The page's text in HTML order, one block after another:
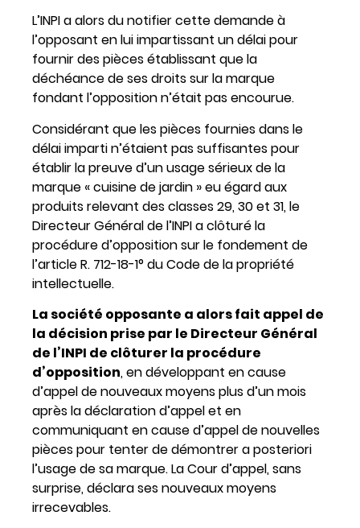
L’INPI a alors du notifier cette demande à
l’opposant en lui impartissant un délai pour
fournir des pièces établissant que la
déchéance de ses droits sur la marque
fondant l’opposition n’était pas encourue.
Considérant que les pièces fournies dans le
délai imparti n’étaient pas suffisantes pour
établir la preuve d’un usage sérieux de la
marque « cuisine de jardin » eu égard aux
produits relevant des classes 29, 30 et 31, le
Directeur Général de l’INPI a clôturé la
procédure d’opposition sur le fondement de
l’article R. 712-18-1° du Code de la propriété
intellectuelle.
La société opposante a alors fait appel de
la décision prise par le Directeur Général
de l’INPI de clôturer la procédure
d’opposition, en développant en cause
d’appel de nouveaux moyens plus d’un mois
après la déclaration d’appel et en
communiquant en cause d’appel de nouvelles
pièces pour tenter de démontrer a posteriori
l’usage de sa marque. La Cour d’appel, sans
surprise, déclara ses nouveaux moyens
irrecevables.